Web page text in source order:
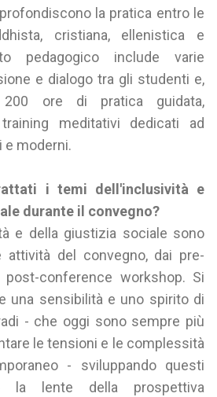
la pratica entro le
cristiana, ellenistica e
pedagogico include varie
e dialogo tra gli studenti e,
200 ore di pratica guidata,
meditativi dedicati ad
e moderni.
i temi dell'inclusività e
durante il convegno?
e della giustizia sociale sono
del convegno, dai pre-
conference workshop. Si
una sensibilità e uno spirito di
- che oggi sono sempre più
le tensioni e le complessità
- sviluppando questi
la lente della prospettiva